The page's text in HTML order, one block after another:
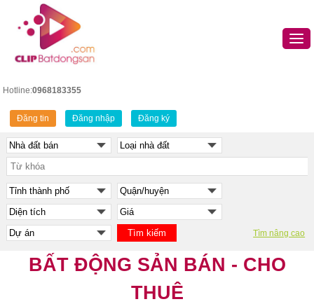
Hotline:0968183355
Đăng tin Đăng nhập Đăng ký
Tìm nâng cao
BẤT ĐỘNG SẢN BÁN - CHO
THUÊ